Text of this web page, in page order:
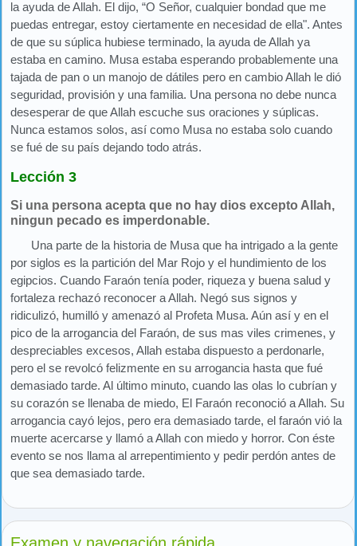
la ayuda de Allah. El dijo, “O Señor, cualquier bondad que me
puedas entregar, estoy ciertamente en necesidad de ella". Antes
de que su súplica hubiese terminado, la ayuda de Allah ya
estaba en camino. Musa estaba esperando probablemente una
tajada de pan o un manojo de dátiles pero en cambio Allah le dió
seguridad, provisión y una familia. Una persona no debe nunca
desesperar de que Allah escuche sus oraciones y súplicas.
Nunca estamos solos, así como Musa no estaba solo cuando
se fué de su país dejando todo atrás.
Lección 3
Si una persona acepta que no hay dios excepto Allah,
ningun pecado es imperdonable.
Una parte de la historia de Musa que ha intrigado a la gente
por siglos es la partición del Mar Rojo y el hundimiento de los
egipcios. Cuando Faraón tenía poder, riqueza y buena salud y
fortaleza rechazó reconocer a Allah. Negó sus signos y
ridiculizó, humilló y amenazó al Profeta Musa. Aún así y en el
pico de la arrogancia del Faraón, de sus mas viles crimenes, y
despreciables excesos, Allah estaba dispuesto a perdonarle,
pero el se revolcó felizmente en su arrogancia hasta que fué
demasiado tarde. Al último minuto, cuando las olas lo cubrían y
su corazón se llenaba de miedo, El Faraón reconoció a Allah. Su
arrogancia cayó lejos, pero era demasiado tarde, el faraón vió la
muerte acercarse y llamó a Allah con miedo y horror. Con éste
evento se nos llama al arrepentimiento y pedir perdón antes de
que sea demasiado tarde.